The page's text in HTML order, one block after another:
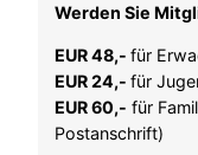
Werden Sie
EUR 48,- für
EUR 24,- für
EUR 60,- für
Postanschrift)